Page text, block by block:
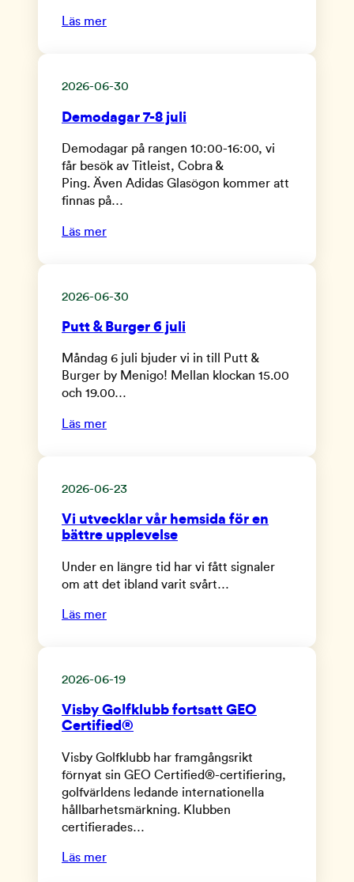
Läs mer
2026-06-30
Demodagar 7-8 juli
Demodagar på rangen 10:00-16:00, vi
får besök av Titleist, Cobra &
Ping. Även Adidas Glasögon kommer att
finnas på…
Läs mer
2026-06-30
Putt & Burger 6 juli
Måndag 6 juli bjuder vi in till Putt &
Burger by Menigo! Mellan klockan 15.00
och 19.00…
Läs mer
2026-06-23
Vi utvecklar vår hemsida för en
bättre upplevelse
Under en längre tid har vi fått signaler
om att det ibland varit svårt…
Läs mer
2026-06-19
Visby Golfklubb fortsatt GEO
Certified®
Visby Golfklubb har framgångsrikt
förnyat sin GEO Certified®-certifiering,
golfvärldens ledande internationella
hållbarhetsmärkning. Klubben
certifierades…
Läs mer